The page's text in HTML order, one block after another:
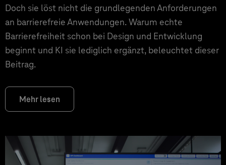
Doch sie löst nicht die grundlegenden Anforderungen
an barrierefreie Anwendungen. Warum echte
Barrierefreiheit schon bei Design und Entwicklung
beginnt und KI sie lediglich ergänzt, beleuchtet dieser
Beitrag.
Mehr lesen